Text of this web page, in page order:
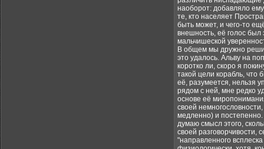
наоборот: добавляло
те, кто населяет
быть может, и чего-то
внешность, её голос
мальчишеской
В общем мы дружно
это удалось. Альву на
коротко ли, скоро я
такой цели корабль, что
её, разумеется, нельзя
рядом с ней, мне редко
основе её
своей
медленно) и
думаю смысл этого,
своей разговорчивости,
"направленного